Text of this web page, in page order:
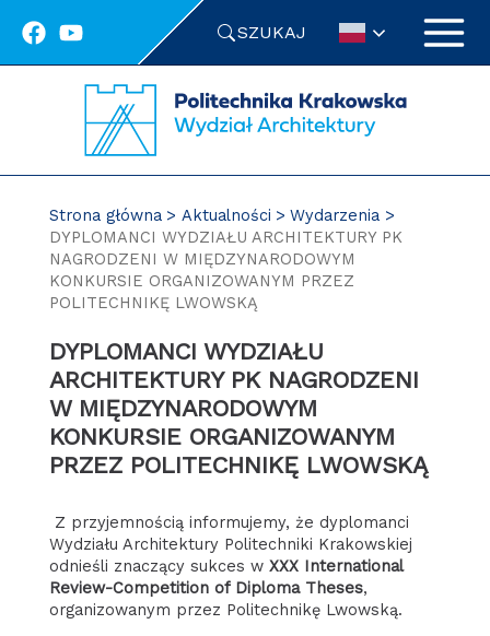
SZUKAJ
Strona główna Aktualności
Wydarzenia
DYPLOMANCI WYDZIAŁU ARCHITEKTURY PK
NAGRODZENI W MIĘDZYNARODOWYM
KONKURSIE ORGANIZOWANYM PRZEZ
POLITECHNIKĘ LWOWSKĄ
DYPLOMANCI WYDZIAŁU
ARCHITEKTURY PK NAGRODZENI
W MIĘDZYNARODOWYM
KONKURSIE ORGANIZOWANYM
PRZEZ POLITECHNIKĘ LWOWSKĄ
Z przyjemnością informujemy, że dyplomanci
Wydziału Architektury Politechniki Krakowskiej
odnieśli znaczący sukces w XXX International
Review-Competition of Diploma Theses,
organizowanym przez Politechnikę Lwowską.